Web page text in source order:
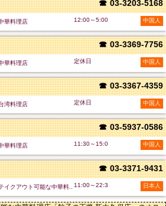
☎ 03-3203-5168
華料理店 12:00～5:00 中国人
☎ 03-3369-7756
華料理店 定休日 中国人
☎ 03-3367-4359
湾料理店 定休日 中国人
☎ 03-5937-0586
華料理店 11:30～15:0 中国人
☎ 03-3371-9431
イクアウト可能な中華料.. 11:00～22:3 日本人